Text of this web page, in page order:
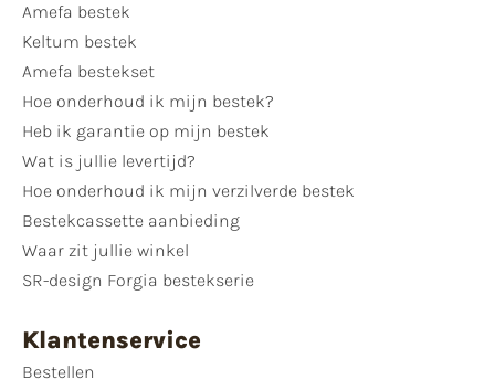
Amefa bestek
Keltum bestek
Amefa bestekset
Hoe onderhoud ik mijn bestek?
Heb ik garantie op mijn bestek
Wat is jullie levertijd?
Hoe onderhoud ik mijn verzilverde bestek
Bestekcassette aanbieding
Waar zit jullie winkel
SR-design Forgia bestekserie
Klantenservice
Bestellen